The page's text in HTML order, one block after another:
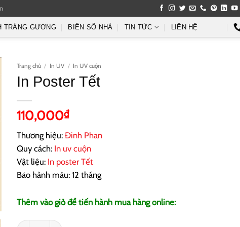
TRÁNG GƯƠNG BIỂN SỐ NHÀ TIN TỨC LIÊN HỆ
Trang chủ / In UV / In UV cuộn
In Poster Tết
110,000₫
Thương hiệu: Đinh Phan
Quy cách: In uv cuộn
Vật liệu: In poster Tết
Bảo hành màu: 12 tháng
Thêm vào giỏ để tiến hành mua hàng online: